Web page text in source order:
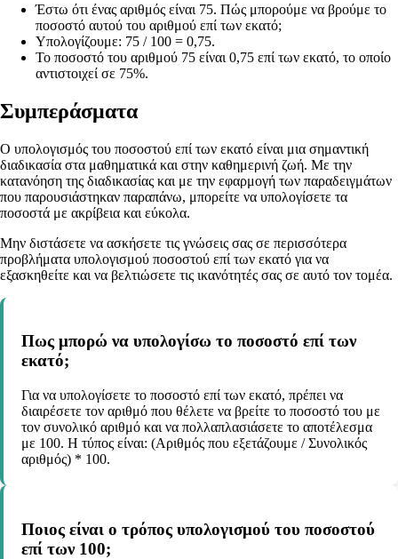
Έστω ότι ένας αριθμός είναι 75. Πώς μπορούμε να βρούμε το
ποσοστό αυτού του αριθμού επί των εκατό;
Υπολογίζουμε: 75 / 100 = 0,75.
Το ποσοστό του αριθμού 75 είναι 0,75 επί των εκατό, το οποίο
αντιστοιχεί σε 75%.
Συμπεράσματα
Ο υπολογισμός του ποσοστού επί των εκατό είναι μια σημαντική
διαδικασία στα μαθηματικά και στην καθημερινή ζωή. Με την
κατανόηση της διαδικασίας και με την εφαρμογή των παραδειγμάτων
που παρουσιάστηκαν παραπάνω, μπορείτε να υπολογίσετε τα
ποσοστά με ακρίβεια και εύκολα.
Μην διστάσετε να ασκήσετε τις γνώσεις σας σε περισσότερα
προβλήματα υπολογισμού ποσοστού επί των εκατό για να
εξασκηθείτε και να βελτιώσετε τις ικανότητές σας σε αυτό τον τομέα.
Πως μπορώ να υπολογίσω το ποσοστό επί των
εκατό;
Για να υπολογίσετε το ποσοστό επί των εκατό, πρέπει να
διαιρέσετε τον αριθμό που θέλετε να βρείτε το ποσοστό του με
τον συνολικό αριθμό και να πολλαπλασιάσετε το αποτέλεσμα
με 100. Η τύπος είναι: (Αριθμός που εξετάζουμε / Συνολικός
αριθμός) * 100.
Ποιος είναι ο τρόπος υπολογισμού του ποσοστού
επί των 100;